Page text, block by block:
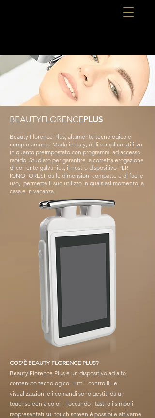
BEAUTYFLORENCEPLUS
Beauty Florence Plus, altamente tecnologico e
completamente Made in Italy, è di semplice utilizzo
in quanto preimpostato con programmi ad accesso
rapido. Studiato per garantire la corretta erogazione
di corrente galvanica, il nostro dispositivo PER
IONOFORESI, dalle dimensioni compatte e di facile
uso, permette il suo utilizzo in qualsiasi momento, a
casa e in vacanza.
COS’È BEAUTY FLORENCE PLUS?
Beauty Florence Plus è un dispositivo ad alto
contenuto tecnologico. Tutti i controlli, le
visualizzazioni e i comandi sono gestiti da un
touchscreen a colori. Toccando i tasti o i simboli
rappresentati sul touch screen è possibile attivarne